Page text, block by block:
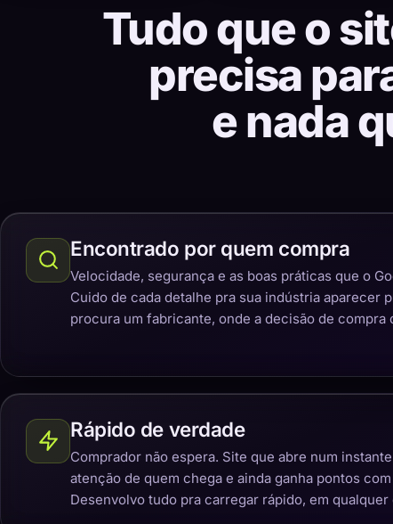
Tudo que o
precisa
e nada
Encontrado por quem compra
Velocidade, segurança e as boas práticas que o
Cuido de cada detalhe pra sua indústria aparecer
procura um fabricante, onde a decisão de compra
Rápido de verdade
Comprador não espera. Site que abre num
atenção de quem chega e ainda ganha pontos
Desenvolvo tudo pra carregar rápido, em qualquer